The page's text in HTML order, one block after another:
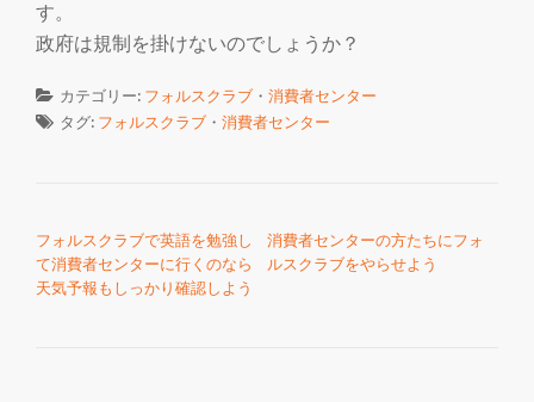
す。
政府は規制を掛けないのでしょうか？
カテゴリー: フォルスクラブ ・ 消費者センター
タグ: フォルスクラブ ・ 消費者センター
フォルスクラブで英語を勉強し
て消費者センターに行くのなら
天気予報もしっかり確認しよう
消費者センターの方たちにフォ
ルスクラブをやらせよう